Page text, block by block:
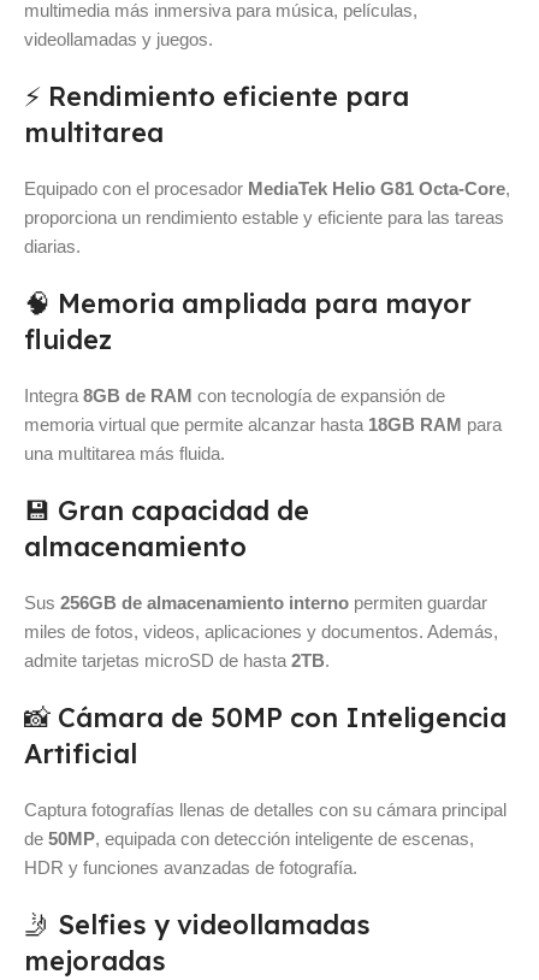
multimedia más inmersiva para música, películas,
videollamadas y juegos.
⚡ Rendimiento eficiente para
multitarea
Equipado con el procesador MediaTek Helio G81 Octa-Core,
proporciona un rendimiento estable y eficiente para las tareas
diarias.
🧠 Memoria ampliada para mayor
fluidez
Integra 8GB de RAM con tecnología de expansión de
memoria virtual que permite alcanzar hasta 18GB RAM para
una multitarea más fluida.
💾 Gran capacidad de
almacenamiento
Sus 256GB de almacenamiento interno permiten guardar
miles de fotos, videos, aplicaciones y documentos. Además,
admite tarjetas microSD de hasta 2TB.
📸 Cámara de 50MP con Inteligencia
Artificial
Captura fotografías llenas de detalles con su cámara principal
de 50MP, equipada con detección inteligente de escenas,
HDR y funciones avanzadas de fotografía.
🤳 Selfies y videollamadas
mejoradas